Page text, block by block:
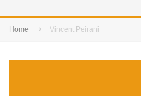
Home Vincent Peirani